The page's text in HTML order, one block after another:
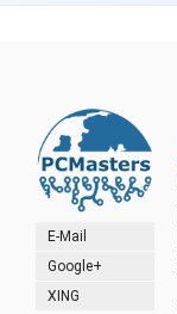
E-Mail
Google+
XING